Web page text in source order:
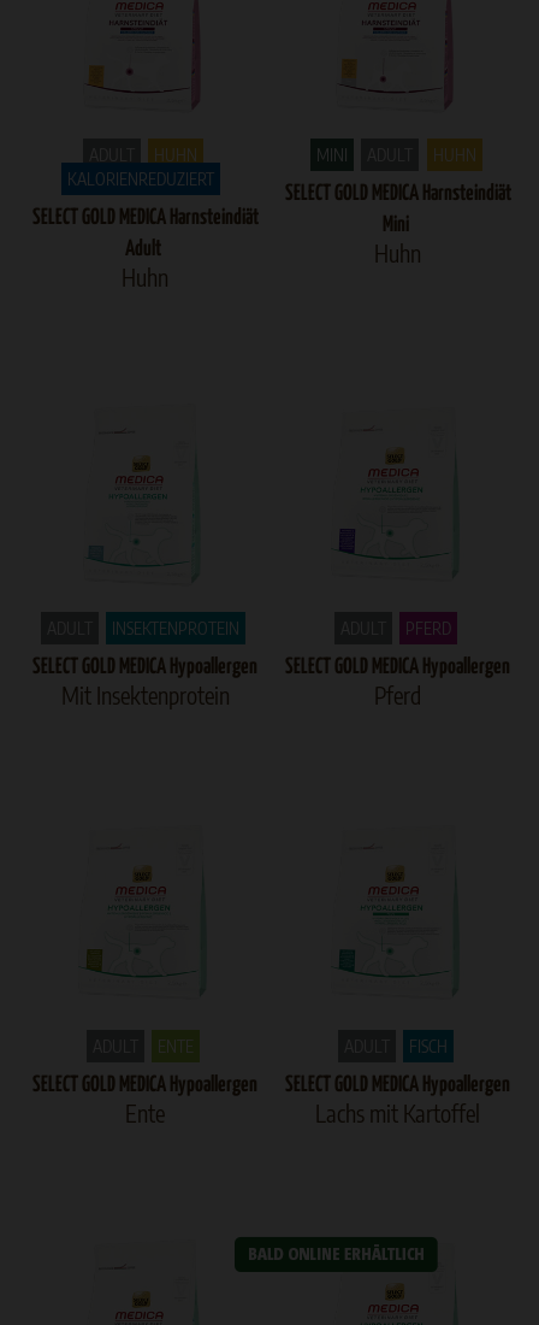
HUHN
KALORIENREDUZIERT
SELECT GOLD MEDICA Harnsteindiät
Adult
Huhn
MINI HUHN
SELECT GOLD MEDICA Harnsteindiät
Mini
Huhn
INSEKTENPROTEIN
SELECT GOLD MEDICA Hypoallergen
Mit Insektenprotein
PFERD
SELECT GOLD MEDICA Hypoallergen
Pferd
ENTE
SELECT GOLD MEDICA Hypoallergen
Ente
FISCH
SELECT GOLD MEDICA Hypoallergen
Lachs mit Kartoffel